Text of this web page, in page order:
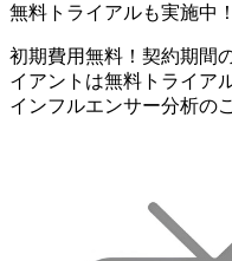
無料トライアルも実施中！
初期費用無料！契約期間
イアントは無料トライア
インフルエンサー分析の